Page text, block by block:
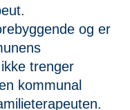
og er
trenger
kommunal